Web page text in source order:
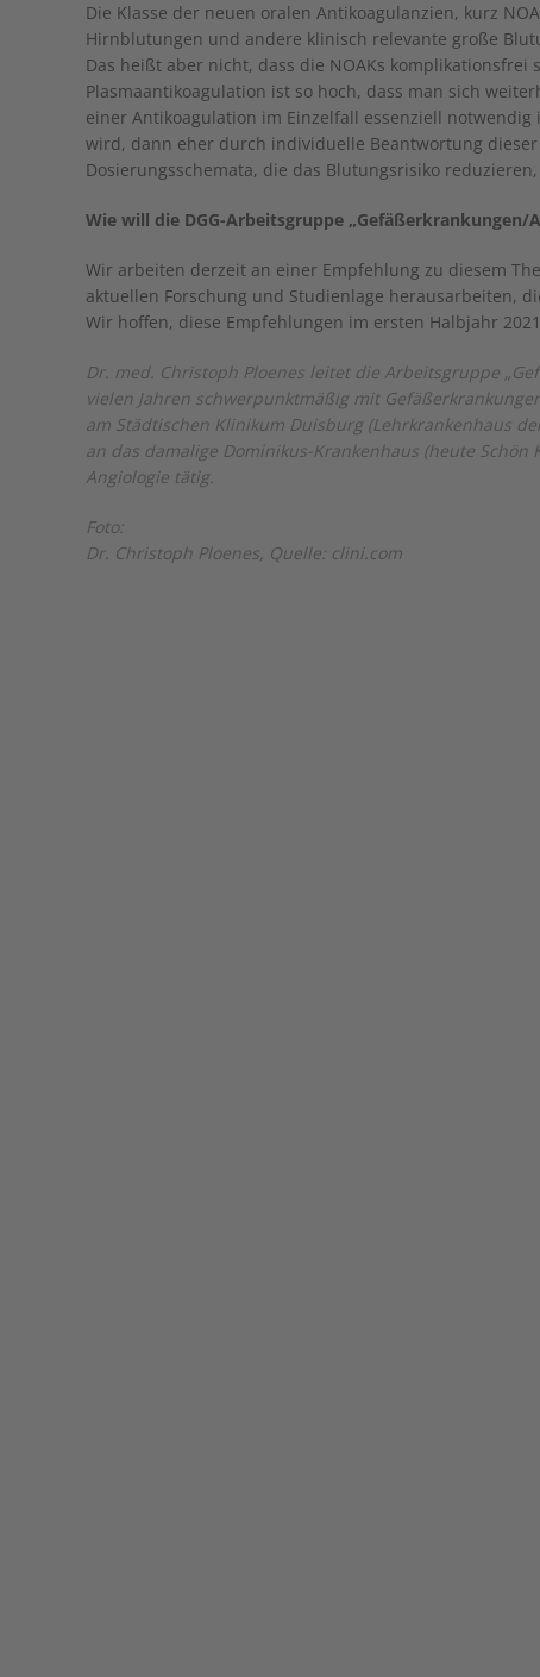
Die Klasse der neuen oralen Antikoagulanzien, kurz
Hirnblutungen und andere klinisch relevante große
Das heißt aber nicht, dass die NOAKs
Plasmaantikoagulation ist so hoch, dass man sich
einer Antikoagulation im Einzelfall essenziell
wird, dann eher durch individuelle Beantwortung
Dosierungsschemata, die das Blutungsrisiko
Wie will die DGG-Arbeitsgruppe
Wir arbeiten derzeit an einer Empfehlung zu diesem
aktuellen Forschung und Studienlage herausarbeiten,
Wir hoffen, diese Empfehlungen im ersten Halbjahr
Dr. med. Christoph Ploenes leitet die Arbeitsgruppe
vielen Jahren schwerpunktmäßig mit
am Städtischen Klinikum Duisburg (Lehrkrankenhaus
an das damalige Dominikus-Krankenhaus (heute
Angiologie tätig.
Foto:
Dr. Christoph Ploenes, Quelle: clini.com